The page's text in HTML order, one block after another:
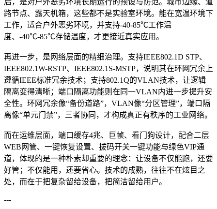
路节点、露天机箱，这些都不是实验室环境。能在宽温环境下
工作，适合户外恶劣环境，并支持-40-85℃工作温
度、-40℃-85℃存储温度，才更接近真实应用。
再进一步，是网络层面的精细治理。支持IEEE802.1D STP、
IEEE802.1W-RSTP、IEEE802.1S-MSTP，说明其在环网冗余上
遵循IEEE标准冗余技术；支持802.1Q的VLAN技术，让逻辑
隔离变得清晰；端口隔离功能则在同一VLAN内进一步提升安
全性。环网冗余像“备份道路”，VLAN像“分区管理”，端口隔
离像“单元门禁”，三者协同，才构成真正有秩序的工业网络。
而在运维层面，端口缓存4兆、巨帧、看门狗设计，配合二层
WEB网管、一键恢复设置、拔码开关一键功能与绿色VIP通
道，体现的是一种朴素却重要的理念：让设备不仅能跑，还要
好管；不仅能用，还要省心。技术的成熟，往往不在炫目之
处，而在于把复杂留给设备，把简洁留给用户。
---